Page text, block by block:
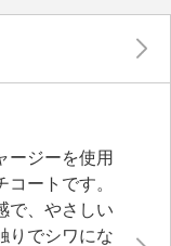
ージーを使用
ートです。
で、やさしい
りでシワにな